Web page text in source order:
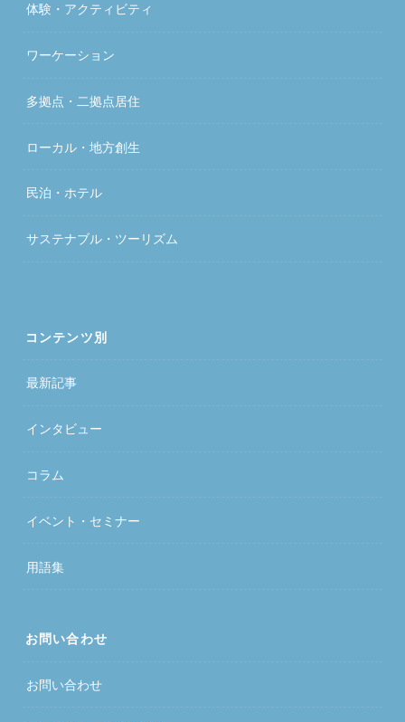
体験・アクティビティ
ワーケーション
多拠点・二拠点居住
ローカル・地方創生
民泊・ホテル
サステナブル・ツーリズム
コンテンツ別
最新記事
インタビュー
コラム
イベント・セミナー
用語集
お問い合わせ
お問い合わせ